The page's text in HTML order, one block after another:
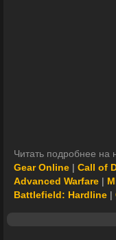
Читать подробнее на
Gear Online
Call of
Advanced Warfare
Battlefield: Hardline